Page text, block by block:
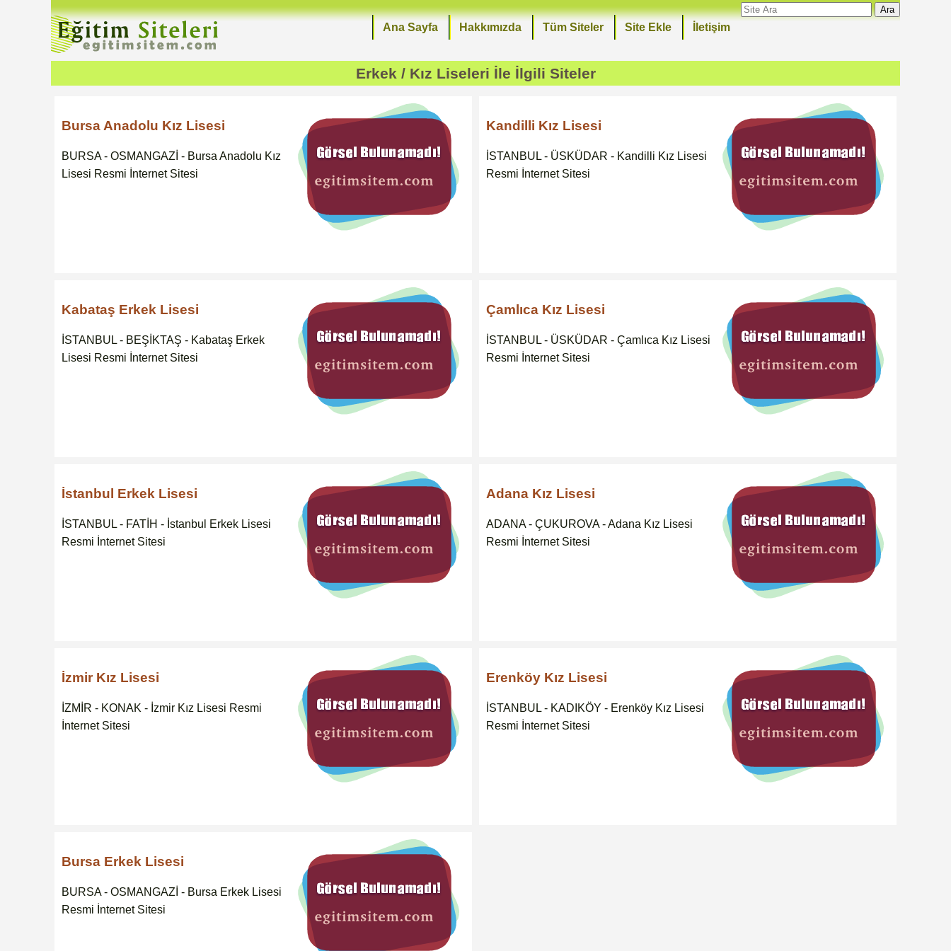
Ara
İletişim
Site Ekle
Tüm Siteler
Hakkımızda
Ana Sayfa
Erkek / Kız Liseleri İle İlgili Siteler
Bursa Anadolu Kız Lisesi
BURSA - OSMANGAZİ - Bursa Anadolu Kız
Lisesi Resmi İnternet Sitesi
Kandilli Kız Lisesi
İSTANBUL - ÜSKÜDAR - Kandilli Kız Lisesi
Resmi İnternet Sitesi
Kabataş Erkek Lisesi
İSTANBUL - BEŞİKTAŞ - Kabataş Erkek
Lisesi Resmi İnternet Sitesi
Çamlıca Kız Lisesi
İSTANBUL - ÜSKÜDAR - Çamlıca Kız Lisesi
Resmi İnternet Sitesi
İstanbul Erkek Lisesi
İSTANBUL - FATİH - İstanbul Erkek Lisesi
Resmi İnternet Sitesi
Adana Kız Lisesi
ADANA - ÇUKUROVA - Adana Kız Lisesi
Resmi İnternet Sitesi
İzmir Kız Lisesi
İZMİR - KONAK - İzmir Kız Lisesi Resmi
İnternet Sitesi
Erenköy Kız Lisesi
İSTANBUL - KADIKÖY - Erenköy Kız Lisesi
Resmi İnternet Sitesi
Bursa Erkek Lisesi
BURSA - OSMANGAZİ - Bursa Erkek Lisesi
Resmi İnternet Sitesi